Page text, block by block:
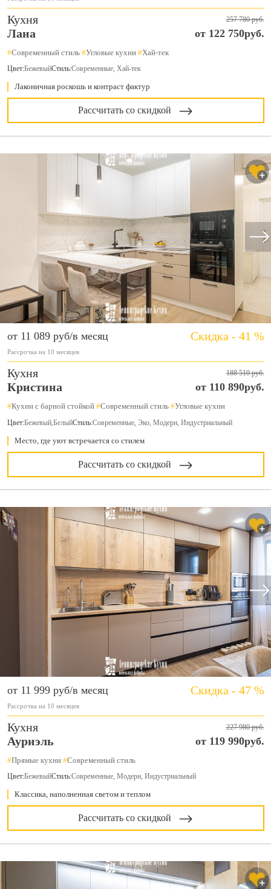
Кухня 257 780 руб.
Лана от 122 750руб.
#Современный стиль #Угловые кухни #Хай-тек
Цвет:БежевыйСтиль:Современные, Хай-тек
Лаконичная роскошь и контраст фактур
Рассчитать со скидкой
от 11 089 руб/в месяц Скидка - 41 %
Рассрочка на 10 месяцев
Кухня 188 510 руб.
Кристина от 110 890руб.
#Кухни с барной стойкой #Современный стиль #Угловые кухни
Цвет:Бежевый,БелыйСтиль:Современные, Эко, Модерн, Индустриальный
Место, где уют встречается со стилем
Рассчитать со скидкой
от 11 999 руб/в месяц Скидка - 47 %
Рассрочка на 10 месяцев
Кухня 227 980 руб.
Ауриэль от 119 990руб.
#Прямые кухни #Современный стиль
Цвет:БежевыйСтиль:Современные, Модерн, Индустриальный
Классика, наполненная светом и теплом
Рассчитать со скидкой